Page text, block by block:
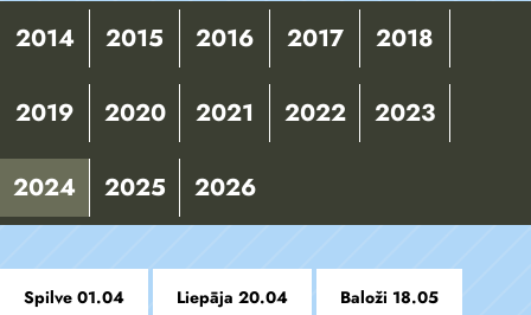
2014 2015 2016 2017 2018
2019 2020 2021 2022 2023
2024 2025 2026
Spilve 01.04 Liepāja 20.04 Baloži 18.05